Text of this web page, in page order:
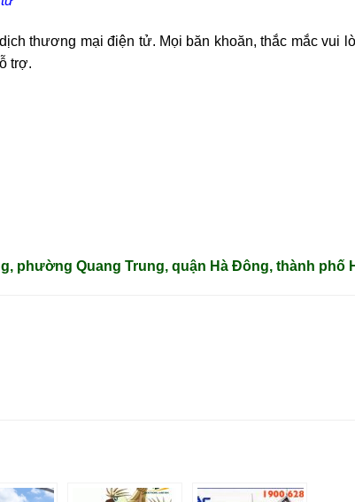
thương mại điện tử. Mọi băn khoăn, thắc mắc vui
trợ.
phường Quang Trung, quận Hà Đông, thành phố